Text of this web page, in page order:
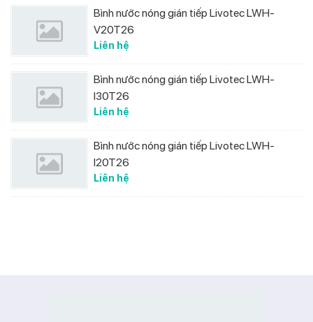
Bình nước nóng gián tiếp Livotec LWH-
V20T26
Liên hệ
Bình nước nóng gián tiếp Livotec LWH-
I30T26
Liên hệ
Bình nước nóng gián tiếp Livotec LWH-
I20T26
Liên hệ